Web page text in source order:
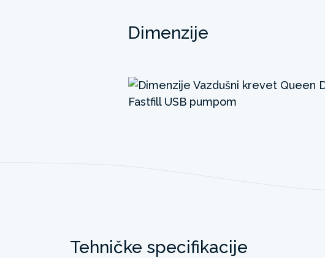
Dimenzije
Tehničke specifikacije